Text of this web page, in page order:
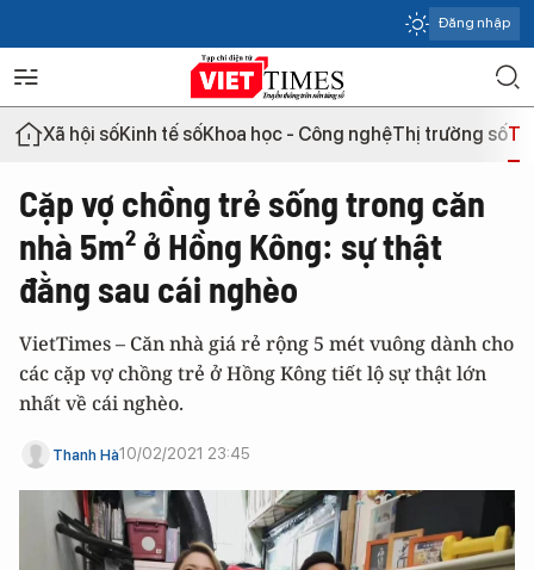
Đăng nhập
Xã hội sốKinh tế sốKhoa học - Công nghệThị trường số
Cặp vợ chồng trẻ sống trong căn
nhà 5m² ở Hồng Kông: sự thật
đằng sau cái nghèo
VietTimes – Căn nhà giá rẻ rộng 5 mét vuông dành cho
các cặp vợ chồng trẻ ở Hồng Kông tiết lộ sự thật lớn
nhất về cái nghèo.
Thanh Hà10/02/2021 23:45